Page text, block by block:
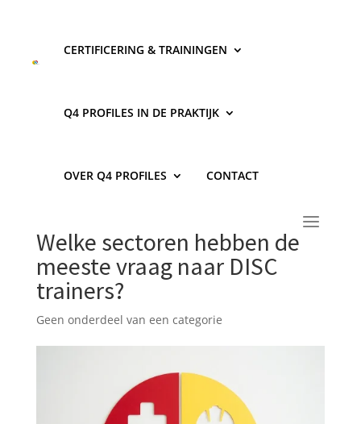
CERTIFICERING & TRAININGEN
Q4 PROFILES IN DE PRAKTIJK
OVER Q4 PROFILES CONTACT
Welke sectoren hebben de
meeste vraag naar DISC
trainers?
Geen onderdeel van een categorie